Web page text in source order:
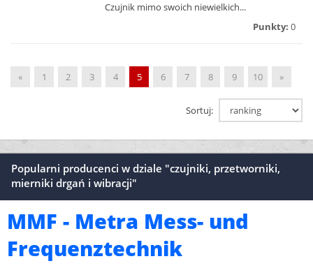
Czujnik mimo swoich niewielkich...
Punkty: 0
« 1 2 3 4 5 6 7 8 9 10 »
Sortuj:
Popularni producenci w dziale "czujniki, przetworniki,
mierniki drgań i wibracji"
MMF - Metra Mess- und
Frequenztechnik